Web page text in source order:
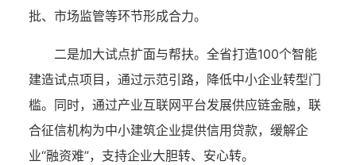
批、市场监管等环节形成合力。
二是加大试点扩面与帮扶。全省打造100个智能
建造试点项目，通过示范引路，降低中小企业转型门
槛。同时，通过产业互联网平台发展供应链金融，联
合征信机构为中小建筑企业提供信用贷款，缓解企
业“融资难”，支持企业大胆转、安心转。